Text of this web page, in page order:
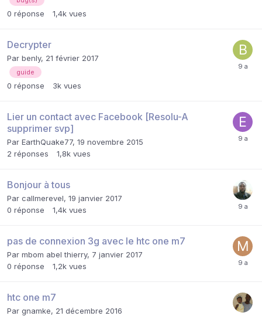
0 réponse 1,4k vues
Decrypter
Par benly, 21 février 2017
guide
0 réponse 3k vues
Lier un contact avec Facebook [Resolu-A
supprimer svp]
Par EarthQuake77, 19 novembre 2015
2 réponses 1,8k vues
Bonjour à tous
Par callmerevel, 19 janvier 2017
0 réponse 1,4k vues
pas de connexion 3g avec le htc one m7
Par mbom abel thierry, 7 janvier 2017
0 réponse 1,2k vues
htc one m7
Par gnamke, 21 décembre 2016